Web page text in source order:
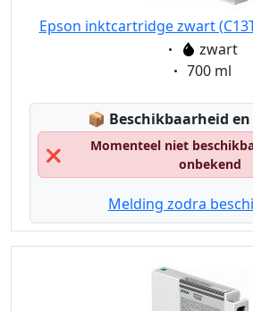
Epson inktcartridge zwart
Eigenschaft:
zwart
Eigenschaft:
700 ml
📦 Lagerstatus:
Beschikbaarheid
❌
Momenteel niet
onbekend
Melding zodra